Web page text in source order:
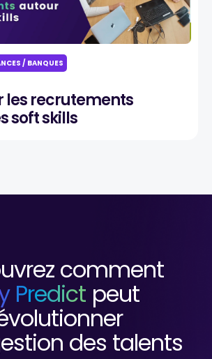
/ BANQUES
les recrutements
soft skills
comment
Predict peut
des talents